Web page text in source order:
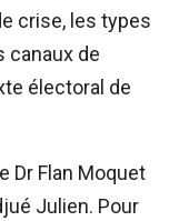
crise, les types
canaux de
électoral de
Dr Flan Moquet
Julien. Pour